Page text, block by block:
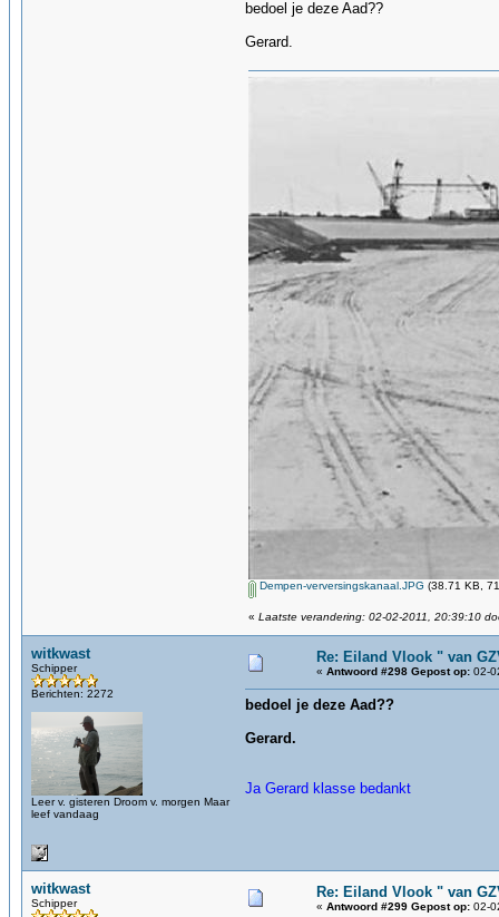
bedoel je deze Aad??
Gerard.
Dempen-verversingskanaal.JPG (38.71 KB,
« Laatste verandering: 02-02-2011, 20:39:10
witkwast
Schipper
Berichten: 2272
Leer v. gisteren Droom v. morgen Maar
leef vandaag
Re: Eiland Vlook " van
« Antwoord #298 Gepost op: 02-
bedoel je deze Aad??
Gerard.
Ja Gerard klasse bedankt
witkwast
Schipper
Re: Eiland Vlook " van
« Antwoord #299 Gepost op: 02-